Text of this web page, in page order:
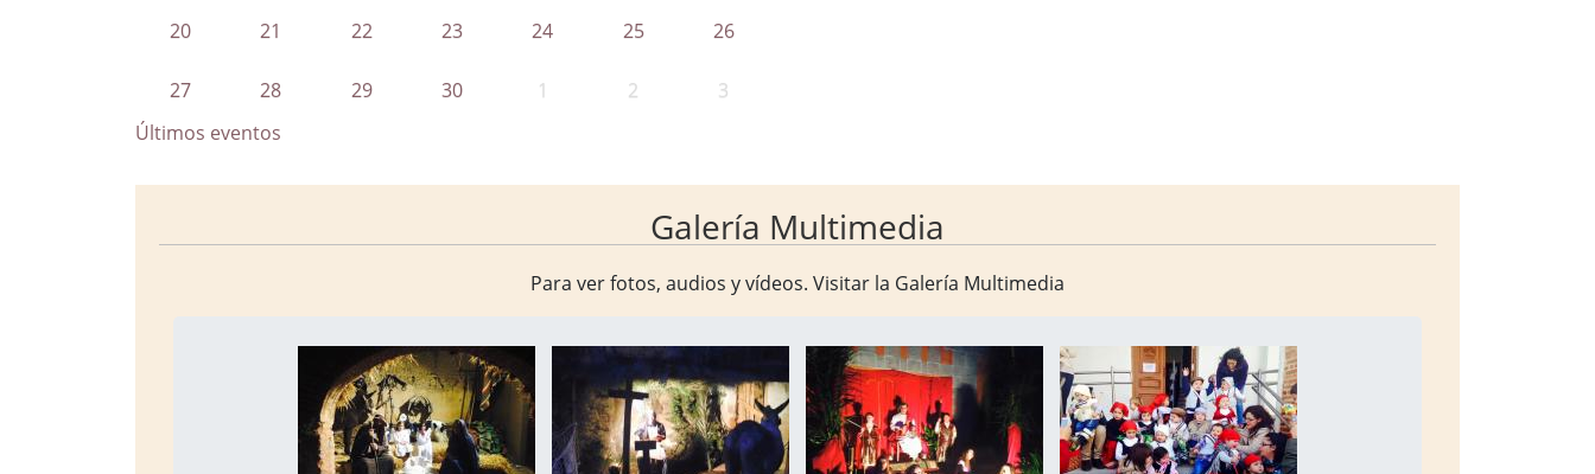
20 21 22 23 24 25 26
27 28 29 30 1 2 3
Últimos eventos
Galería Multimedia
Para ver fotos, audios y vídeos. Visitar la Galería Multimedia